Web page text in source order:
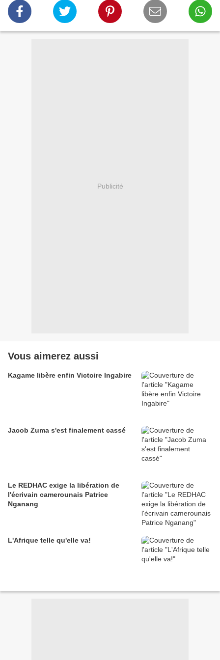
Publicité
Vous aimerez aussi
Kagame libère enfin Victoire Ingabire
Jacob Zuma s'est finalement cassé
Le REDHAC exige la libération de
l'écrivain camerounais Patrice
Nganang
L'Afrique telle qu'elle va!